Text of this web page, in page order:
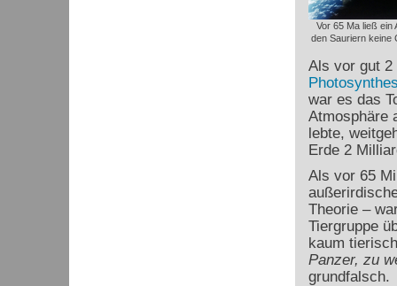
Vor 65 Ma ließ ein
den Sauriern keine
Als vor gut 2
war es das
Atmosphäre
lebte,
Erde 2
Als vor 65
Theorie –
Tiergruppe
kaum
Panzer, zu
grundfalsch.